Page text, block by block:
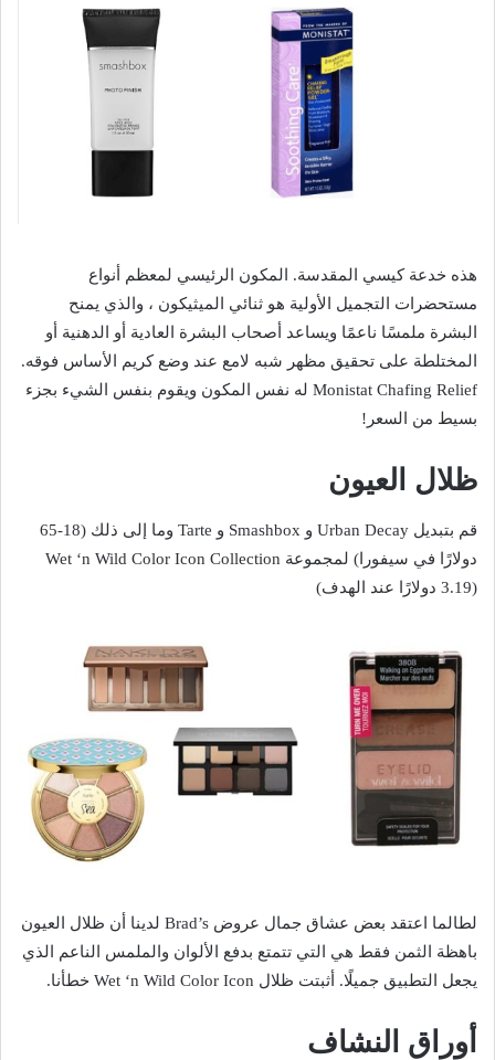
هذه خدعة كيسي المقدسة. المكون الرئيسي لمعظم أنواع
مستحضرات التجميل الأولية هو ثنائي الميثيكون ، والذي يمنح
البشرة ملمسًا ناعمًا ويساعد أصحاب البشرة العادية أو الدهنية أو
المختلطة على تحقيق مظهر شبه لامع عند وضع كريم الأساس فوقه.
Monistat Chafing Relief له نفس المكون ويقوم بنفس الشيء بجزء
بسيط من السعر!
ظلال العيون
قم بتبديل Urban Decay و Smashbox و Tarte وما إلى ذلك (18-65
دولارًا في سيفورا) لمجموعة Wet ‘n Wild Color Icon Collection
(3.19 دولارًا عند الهدف)
لطالما اعتقد بعض عشاق جمال عروض Brad’s لدينا أن ظلال العيون
باهظة الثمن فقط هي التي تتمتع بدفع الألوان والملمس الناعم الذي
يجعل التطبيق جميلًا. أثبتت ظلال Wet ‘n Wild Color Icon خطأنا.
أوراق النشاف